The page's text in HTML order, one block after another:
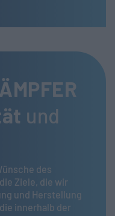
und
des
Ziele, die wir
und Herstellung
innerhalb der